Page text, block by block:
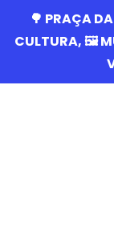
🌳 PRAÇA
CULTURA, 🖼️